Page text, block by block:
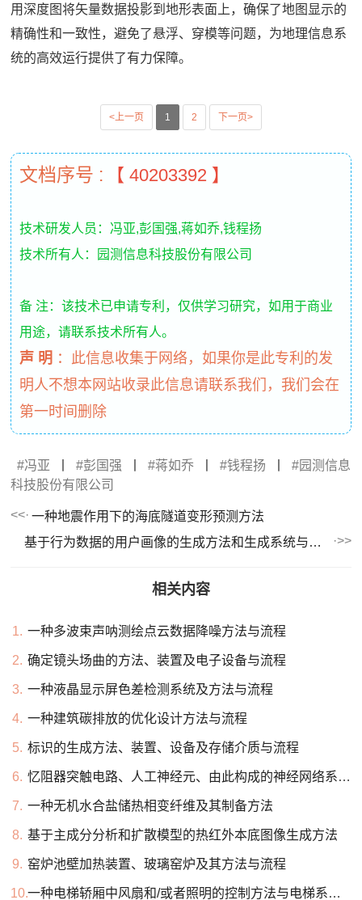
用深度图将矢量数据投影到地形表面上，确保了地图显示的
精确性和一致性，避免了悬浮、穿模等问题，为地理信息系
统的高效运行提供了有力保障。
<上一页 1 2 下一页>
文档序号 : 【 40203392 】
技术研发人员：冯亚,彭国强,蒋如乔,钱程扬
技术所有人：园测信息科技股份有限公司
备 注：该技术已申请专利，仅供学习研究，如用于商业
用途，请联系技术所有人。
声 明 ： 此信息收集于网络，如果你是此专利的发
明人不想本网站收录此信息请联系我们，我们会在
第一时间删除
冯亚 彭国强 蒋如乔 钱程扬
园测信息
科技股份有限公司
一种地震作用下的海底隧道变形预测方法
基于行为数据的用户画像的生成方法和生成系统与流程
相关内容
1. 一种多波束声呐测绘点云数据降噪方法与流程
2. 确定镜头场曲的方法、装置及电子设备与流程
3. 一种液晶显示屏色差检测系统及方法与流程
4. 一种建筑碳排放的优化设计方法与流程
5. 标识的生成方法、装置、设备及存储介质与流程
6. 忆阻器突触电路、人工神经元、由此构成的神经网络系统的制作方法
7. 一种无机水合盐储热相变纤维及其制备方法
8. 基于主成分分析和扩散模型的热红外本底图像生成方法
9. 窑炉池壁加热装置、玻璃窑炉及其方法与流程
10.一种电梯轿厢中风扇和/或者照明的控制方法与电梯系统与流程